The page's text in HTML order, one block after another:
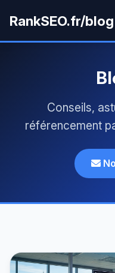
RankSEO.fr/blog
Conseils,
référencement